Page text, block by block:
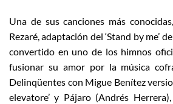
Una de sus canciones más
Rezaré, adaptación del ‘Stand by me’
convertido en uno de los himnos
fusionar su amor por la música
Delinqüentes con Migue Benítez
elevatore’ y Pájaro (Andrés